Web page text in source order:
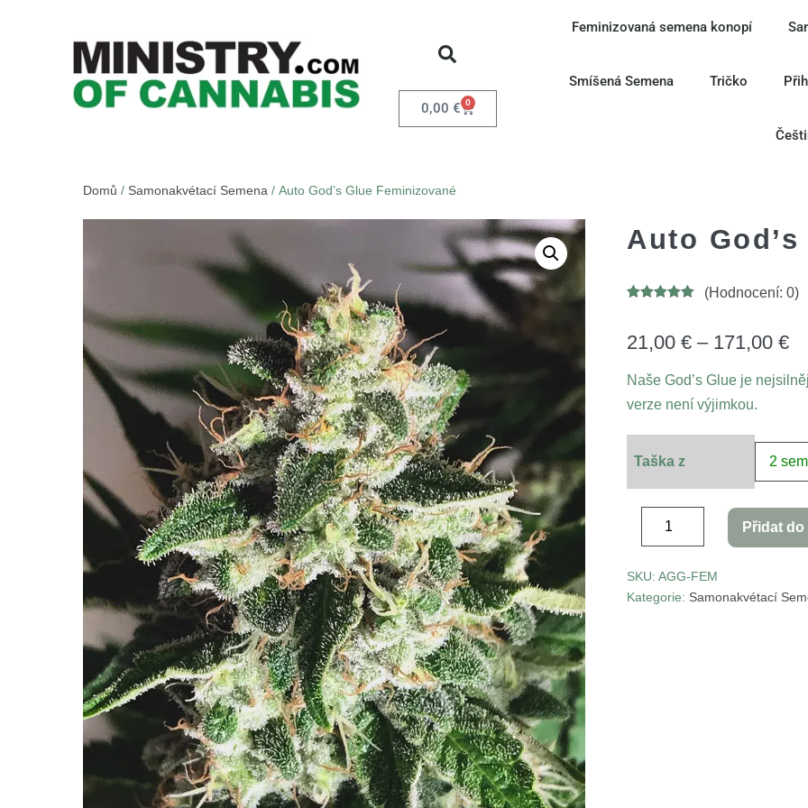
0,00 € 0
Feminizovaná semena konopí
Smíšená Semena Tričko
Domů / Samonakvétací Semena / Auto God’s Glue Feminizované
Auto
základě
hodnocení
(Hodnocení: 0)
21,00€ – 171,00€
Naše God’s Glue je
verze není výjimkou.
Taška z
Přidat
SKU:AGG-FEM
Kategorie: Samonakvétací